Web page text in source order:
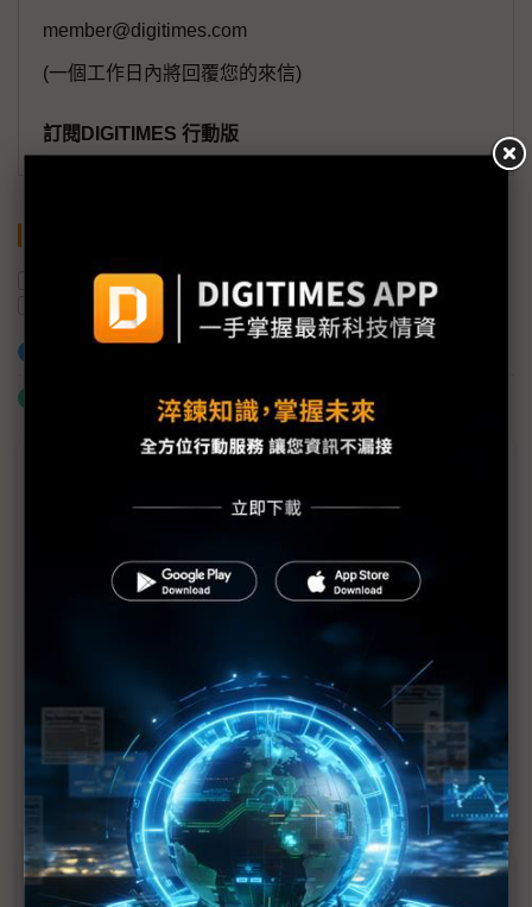
member@digitimes.com
(一個工作日內將回覆您的來信)
訂閱DIGITIMES 行動版
無人機 半導體產業
投資
什麼是「關鍵字追蹤」
機器人慢了？
台晶片業者「機器人領域」鴨子划水 看好美國去中
鏈結美國實證場域 台美打造雙邊機器人聯盟
赴美投資不只半導體 台灣機器人聚落成形落腳喬治
近７天熱門報導